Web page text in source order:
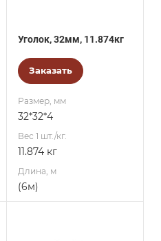
Уголок, 32мм, 11.874кг
Заказать
Размер, мм
32*32*4
Вес 1 шт./кг.
11.874 кг
Длина, м
(6м)